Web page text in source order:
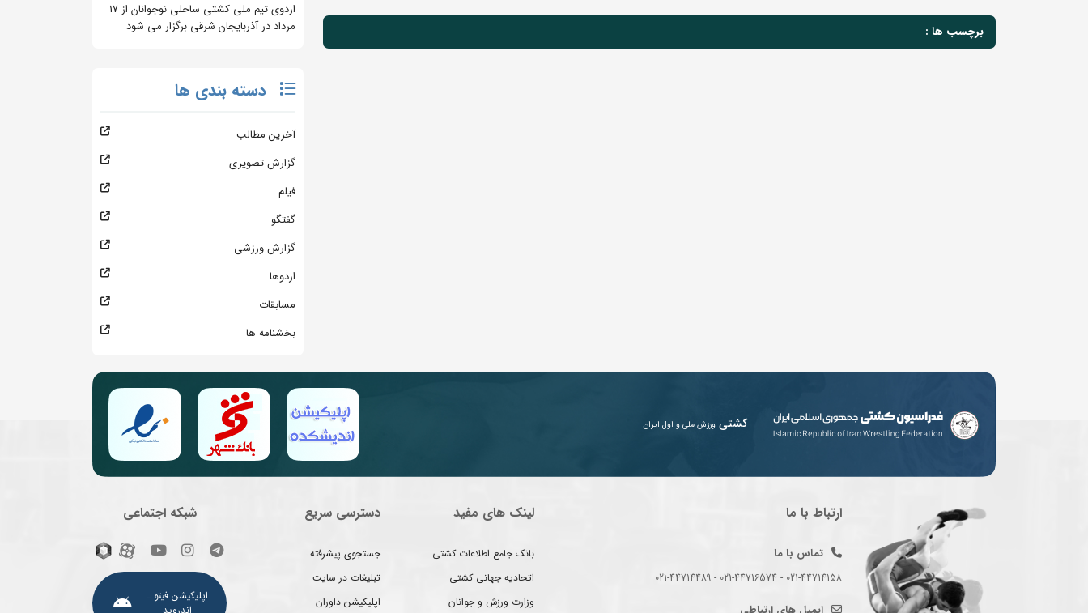
برچسب ها :
اردوی تیم ملی کشتی ساحلی نوجوانان از 17
مرداد در آذربایجان شرقی برگزار می شود
دسته بندی ها
آخرین مطالب
گزارش تصویری
فیلم
گفتگو
گزارش ورزشی
اردوها
مسابقات
بخشنامه ها
کشتی ورزش ملی و اول ایران
ارتباط با ما
تماس با ما
021-44714158 - 021-44716574 - 021-44714489
لینک های مفید
بانک جامع اطلاعات کشتی
اتحادیه جهانی کشتی
وزارت ورزش و جوانان
دسترسی سریع
جستجوی پیشرفته
تبلیغات در سایت
اپلیکیشن داوران
شبکه اجتماعی
اپلیکیشن فیتو ـ